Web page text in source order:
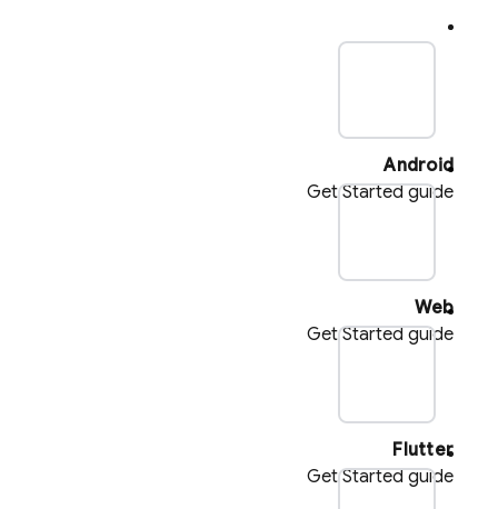
Android
Get Started guide
Web
Get Started guide
Flutter
Get Started guide